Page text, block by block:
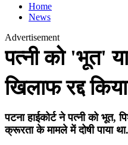
Home
News
Advertisement
पत्नी को 'भूत'
खिलाफ रद्द
पटना हाईकोर्ट ने पत्नी को भूत,
क्रूरता के मामले में दोषी पाया था.